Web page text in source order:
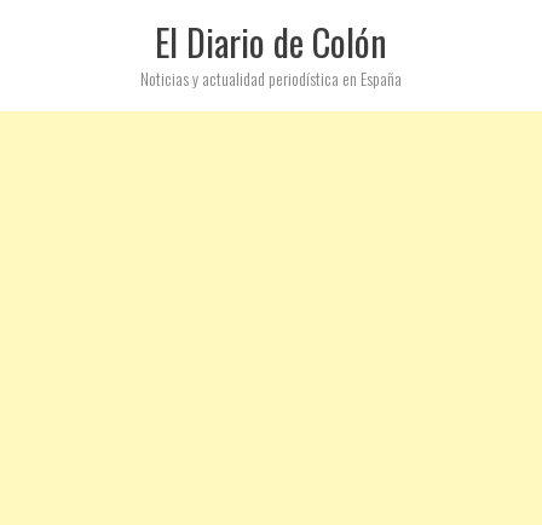
El Diario de Colón
Noticias y actualidad periodística en España